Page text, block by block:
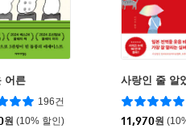
어른
196건
원 (10% 할인)
사랑인 줄 알
11,970원